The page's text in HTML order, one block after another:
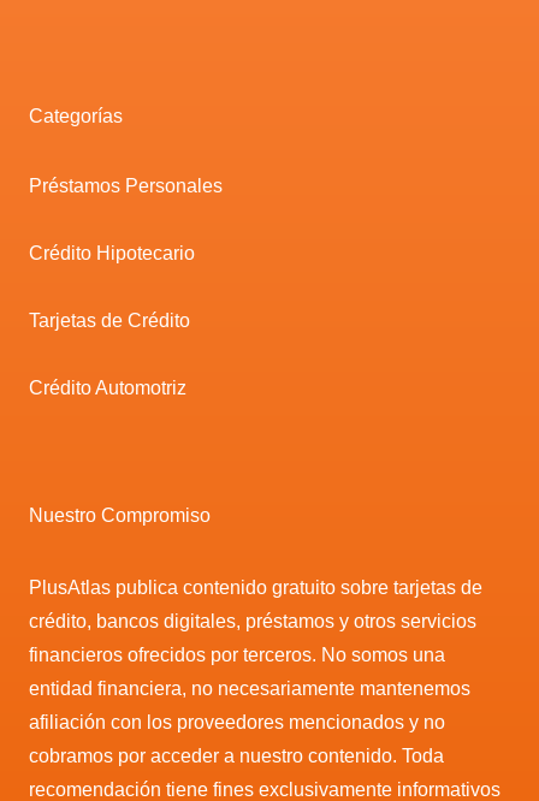
Categorías
Préstamos Personales
Crédito Hipotecario
Tarjetas de Crédito
Crédito Automotriz
Nuestro Compromiso
PlusAtlas publica contenido gratuito sobre tarjetas de
crédito, bancos digitales, préstamos y otros servicios
financieros ofrecidos por terceros. No somos una
entidad financiera, no necesariamente mantenemos
afiliación con los proveedores mencionados y no
cobramos por acceder a nuestro contenido. Toda
recomendación tiene fines exclusivamente informativos